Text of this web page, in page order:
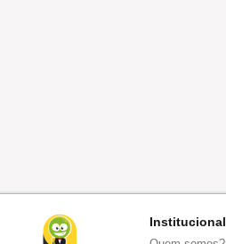
Institucional